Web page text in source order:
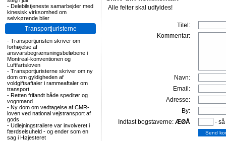
- Delebilstjeneste samarbejder med
kinesisk virksomhed om
selvkørende biler
Transportjuristerne
- Transportjuristen skriver om
forhøjelse af
ansvarsbegrænsningsbeløbene i
Montreal-konventionen og
Luftfartsloven
- Transportjuristerne skriver om ny
dom om gyldigheden af
voldgiftsaftaler i rammeaftaler om
transport
- Retten frifandt både speditør og
vognmand
- Ny dom om vedtagelse af CMR-
loven ved national vejstransport af
gods
- Udlejningstrailere var involveret i
færdselsuheld - og ender som en
sag i Højesteret
Alle felter skal udfyldes!
Titel:
Kommentar:
Navn:
Email:
Adresse:
By:
Indtast bogstaverne: ÆØÅ -